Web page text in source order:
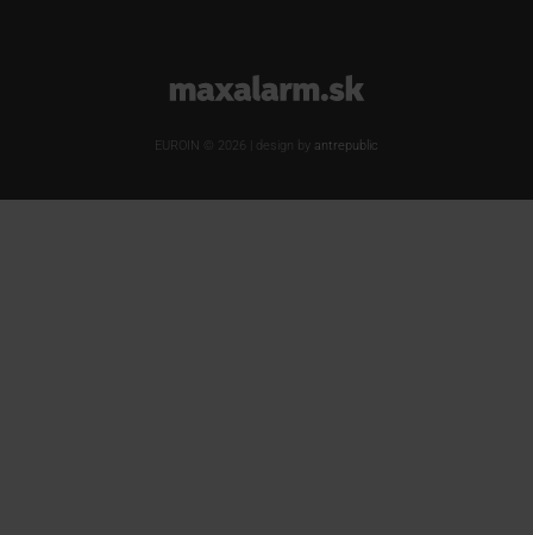
www.maxalarm.sk
EUROIN © 2026 | design by antrepublic